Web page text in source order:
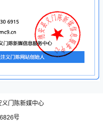
义门陈新媒中心
号